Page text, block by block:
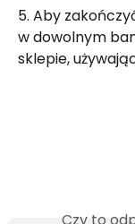
5. Aby
w dowolnym
sklepie,
Czy to